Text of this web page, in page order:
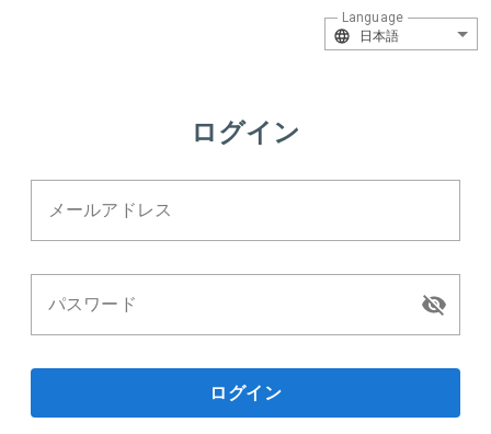
日本語
Language
ログイン
メールアドレス
パスワード
ログイン